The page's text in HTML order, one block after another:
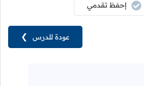
عودة للدرس ❯
إحفظ تقدمي